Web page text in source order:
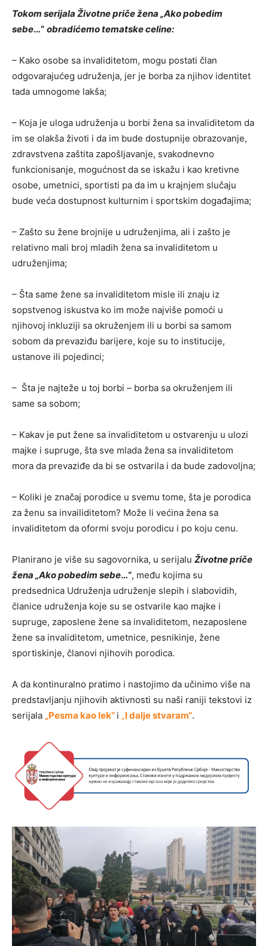
Tokom serijala Životne priče žena „Ako pobedim
sebe…“ obradićemo tematske celine:
– Kako osobe sa invaliditetom, mogu postati član
odgovarajućeg udruženja, jer je borba za njihov identitet
tada umnogome lakša;
– Koja je uloga udruženja u borbi žena sa invaliditetom da
im se olakša životi i da im bude dostupnije obrazovanje,
zdravstvena zaštita zapošljavanje, svakodnevno
funkcionisanje, mogućnost da se iskažu i kao kretivne
osobe, umetnici, sportisti pa da im u krajnjem slučaju
bude veća dostupnost kulturnim i sportskim događajima;
– Zašto su žene brojnije u udruženjima, ali i zašto je
relativno mali broj mladih žena sa invaliditetom u
udruženjima;
– Šta same žene sa invaliditetom misle ili znaju iz
sopstvenog iskustva ko im može najviše pomoći u
njihovoj inkluziji sa okruženjem ili u borbi sa samom
sobom da prevaziđu barijere, koje su to institucije,
ustanove ili pojedinci;
– Šta je najteže u toj borbi – borba sa okruženjem ili
same sa sobom;
– Kakav je put žene sa invaliditetom u ostvarenju u ulozi
majke i supruge, šta sve mlada žena sa invaliditetom
mora da prevaziđe da bi se ostvarila i da bude zadovoljna;
– Koliki je značaj porodice u svemu tome, šta je porodica
za ženu sa invailiditetom? Može li većina žena sa
invaliditetom da oformi svoju porodicu i po koju cenu.
Planirano je više su sagovornika, u serijalu Životne priče
žena „Ako pobedim sebe…“, među kojima su
predsednica Udruženja udruženje slepih i slabovidih,
članice udruženja koje su se ostvarile kao majke i
supruge, zaposlene žene sa invaliditetom, nezaposlene
žene sa invaliditetom, umetnice, pesnikinje, žene
sportiskinje, članovi njihovih porodica.
A da kontinuralno pratimo i nastojimo da učinimo više na
predstavljanju njihovih aktivnosti su naši raniji tekstovi iz
serijala „Pesma kao lek“ i „I dalje stvaram“.